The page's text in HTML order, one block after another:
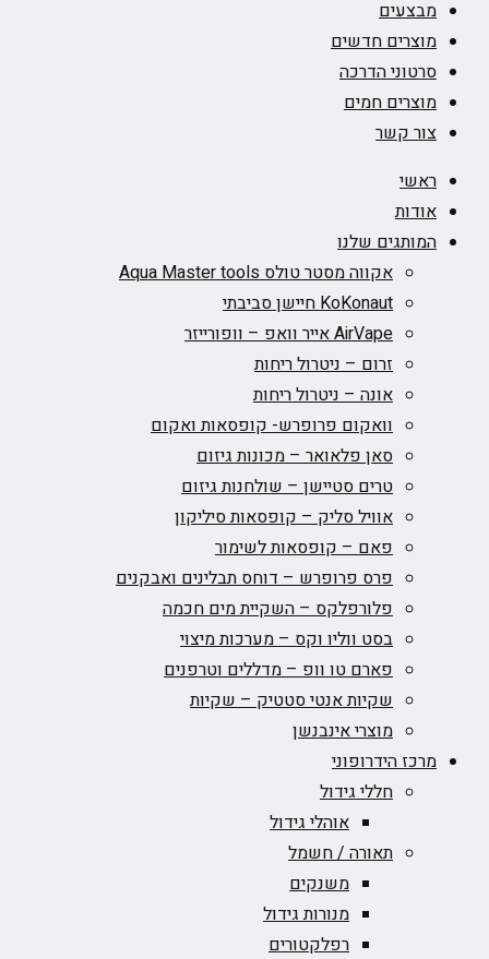
מבצעים
מוצרים חדשים
סרטוני הדרכה
מוצרים חמים
צור קשר
ראשי
אודות
המותגים שלנו
אקווה מסטר טולס Aqua Master tools
KoKonaut חיישן סביבתי
AirVape אייר וואפ – וופורייזר
זרום – ניטרול ריחות
אונה – ניטרול ריחות
וואקום פרופרש- קופסאות ואקום
סאן פלאואר – מכונות גיזום
טרים סטיישן – שולחנות גיזום
אוויל סליק – קופסאות סיליקון
פאם – קופסאות לשימור
פרס פרופרש – דוחס תבלינים ואבקנים
פלורפלקס – השקיית מים חכמה
בסט ווליו וקס – מערכות מיצוי
פארם טו וופ – מדללים וטרפנים
שקיות אנטי סטטיק – שקיות
מוצרי אינבנשן
מרכז הידרופוני
חללי גידול
אוהלי גידול
תאורה / חשמל
משנקים
מנורות גידול
רפלקטורים